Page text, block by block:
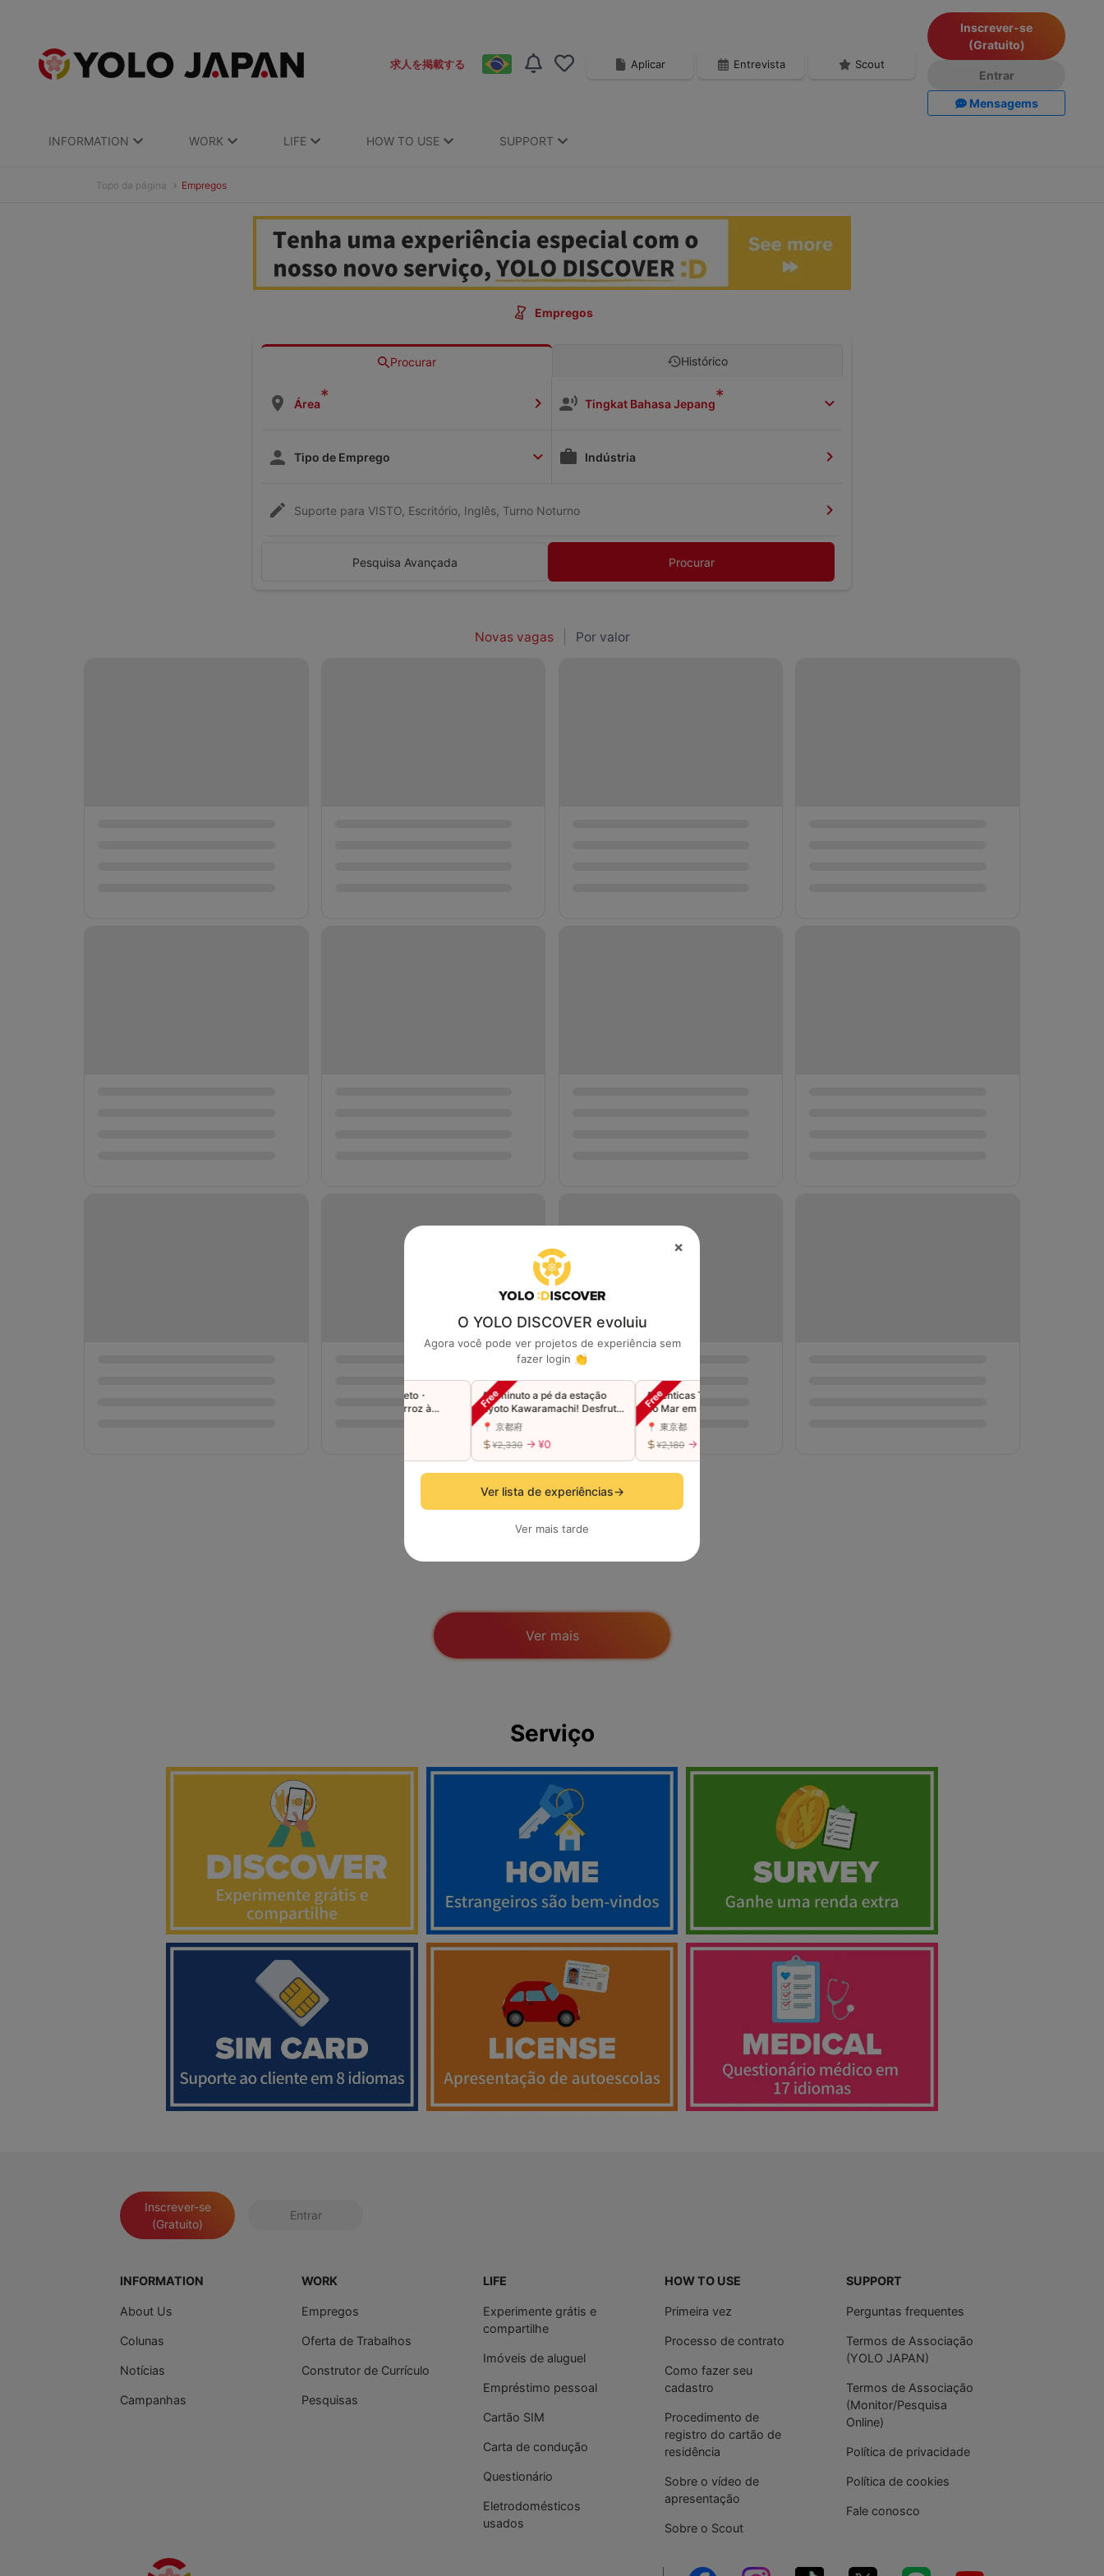
求人を掲載する Aplicar Entrevista Scout
Inscrever-se
(Gratuito)
Entrar
Mensagems
INFORMATION WORK LIFE HOW TO USE SUPPORT
×
O YOLO DISCOVER evoluiu
Agora você pode ver projetos de experiência sem
fazer login 👏
Enguia・Wagyu Preto・
Hambúrguer！【Arroz à
A 1 minuto a pé da estação
Kyoto Kawaramachi! Desfrute
de pratos de macarrão
populares no Japão com
muitos vegetais!
📍 京都府
¥2,330 → ¥0
Autênticas Tigelas de Frutos
do Mar em Ginza: Alta
Qualidade, Preço Casual.
📍 東京都
¥2,180 → ¥0
Ver lista de experiências→
Ver mais tarde
Topo da página Empregos
Empregos
Procurar Histórico
Área* Tingkat Bahasa Jepang*
Tipo de Emprego Indústria
Suporte para VISTO, Escritório, Inglês, Turno Noturno
Pesquisa Avançada Procurar
Novas vagas Por valor
Pesquisas
Ver mais
Serviço
Inscrever-se
(Gratuito)
Entrar
INFORMATION
About Us
Colunas
Notícias
Campanhas
WORK
Empregos
Oferta de Trabalhos
Construtor de Currículo
Pesquisas
LIFE
Experimente grátis e
compartilhe
Imóveis de aluguel
Empréstimo pessoal
Cartão SIM
Carta de condução
Questionário
Eletrodomésticos
usados
HOW TO USE
Primeira vez
Processo de contrato
Como fazer seu
cadastro
Procedimento de
registro do cartão de
residência
Sobre o vídeo de
apresentação
Sobre o Scout
SUPPORT
Perguntas frequentes
Termos de Associação
(YOLO JAPAN)
Termos de Associação
(Monitor/Pesquisa
Online)
Política de privacidade
Política de cookies
Fale conosco